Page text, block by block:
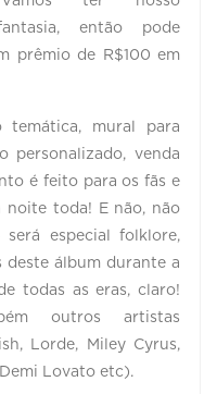
então pode
prêmio de R$100 em
temática, mural para
personalizado, venda
é feito para os fãs e
noite toda! E não, não
especial folklore,
deste álbum durante a
todas as eras, claro!
outros artistas
Lorde, Miley Cyrus,
Lovato etc).